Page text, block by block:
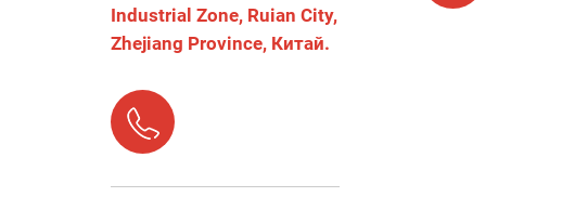
Industrial Zone, Ruian City,
Zhejiang Province, Китай.